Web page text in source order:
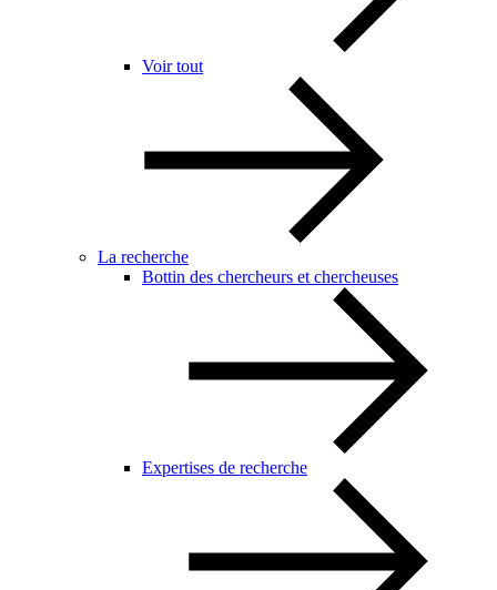
Voir tout
La recherche
Bottin des chercheurs et chercheuses
Expertises de recherche